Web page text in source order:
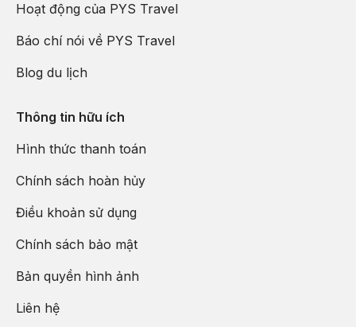
Hoạt động của PYS Travel
Báo chí nói về PYS Travel
Blog du lịch
Thông tin hữu ích
Hình thức thanh toán
Chính sách hoàn hủy
Điều khoản sử dụng
Chính sách bảo mật
Bản quyền hình ảnh
Liên hệ